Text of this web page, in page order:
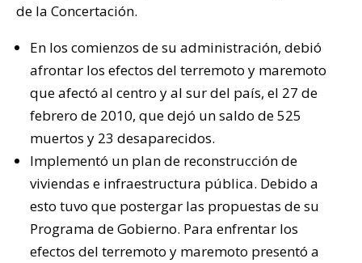
de la Concertación.
En los comienzos de su administración, debió
afrontar los efectos del terremoto y maremoto
que afectó al centro y al sur del país, el 27 de
febrero de 2010, que dejó un saldo de 525
muertos y 23 desaparecidos.
Implementó un plan de reconstrucción de
viviendas e infraestructura pública. Debido a
esto tuvo que postergar las propuestas de su
Programa de Gobierno. Para enfrentar los
efectos del terremoto y maremoto presentó a